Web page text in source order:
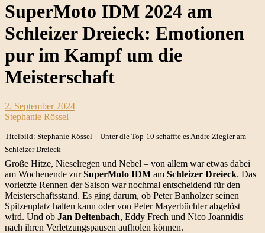
SuperMoto IDM 2024 am
Schleizer Dreieck: Emotionen
pur im Kampf um die
Meisterschaft
2. September 2024
Stephanie Rössel
Titelbild: Stephanie Rössel – Unter die Top-10 schaffte es Andre Ziegler am
Schleizer Dreieck
Große Hitze, Nieselregen und Nebel – von allem war etwas dabei
am Wochenende zurSuperMoto IDM am Schleizer Dreieck. Das
vorletzte Rennen der Saison war nochmal entscheidend für den
Meisterschaftsstand. Es ging darum, ob Peter Banholzer seinen
Spitzenplatz halten kann oder von Peter Mayerbüchler abgelöst
wird. Und ob Jan Deitenbach, Eddy Frech und Nico Joannidis
nach ihren Verletzungspausen aufholen können.